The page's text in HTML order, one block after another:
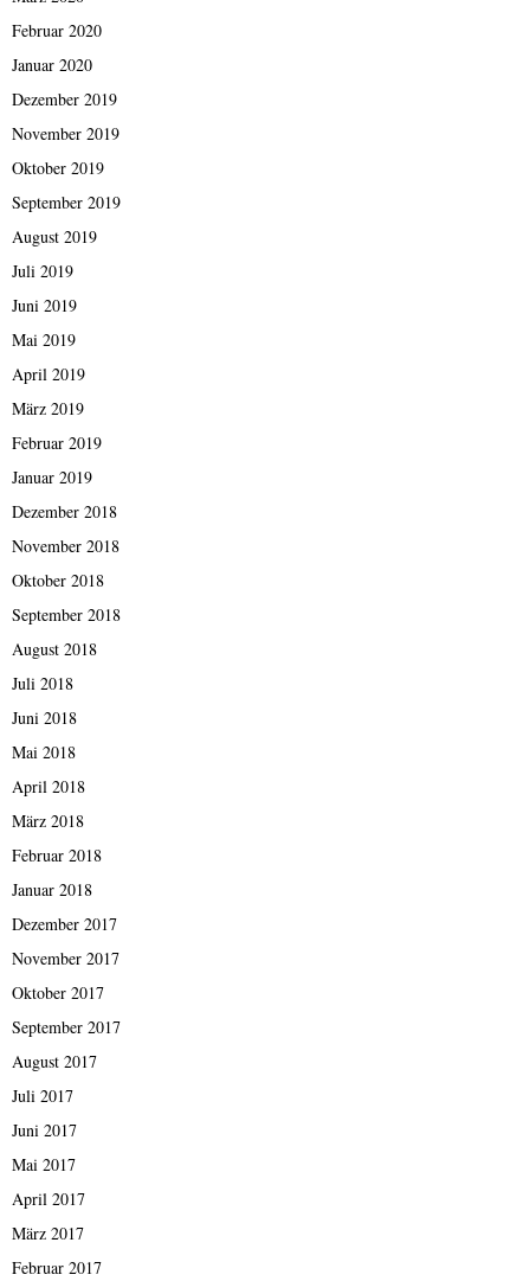
Februar 2020
Januar 2020
Dezember 2019
November 2019
Oktober 2019
September 2019
August 2019
Juli 2019
Juni 2019
Mai 2019
April 2019
März 2019
Februar 2019
Januar 2019
Dezember 2018
November 2018
Oktober 2018
September 2018
August 2018
Juli 2018
Juni 2018
Mai 2018
April 2018
März 2018
Februar 2018
Januar 2018
Dezember 2017
November 2017
Oktober 2017
September 2017
August 2017
Juli 2017
Juni 2017
Mai 2017
April 2017
März 2017
Februar 2017